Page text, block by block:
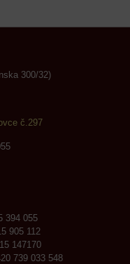
300/32)
č.297
394 055
112
548